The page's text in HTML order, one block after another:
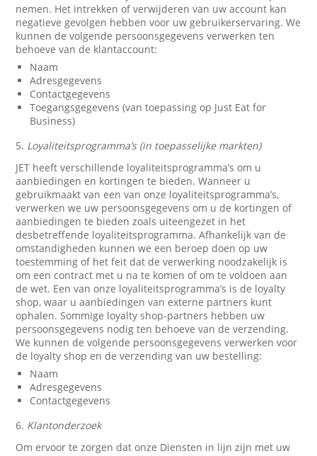
nemen. Het intrekken of verwijderen van uw account kan
negatieve gevolgen hebben voor uw gebruikerservaring. We
kunnen de volgende persoonsgegevens verwerken ten
behoeve van de klantaccount:
Naam
Adresgegevens
Contactgegevens
Toegangsgegevens (van toepassing op Just Eat for
Business)
5. Loyaliteitsprogramma’s (in toepasselijke markten)
JET heeft verschillende loyaliteitsprogramma’s om u
aanbiedingen en kortingen te bieden. Wanneer u
gebruikmaakt van een van onze loyaliteitsprogramma’s,
verwerken we uw persoonsgegevens om u de kortingen of
aanbiedingen te bieden zoals uiteengezet in het
desbetreffende loyaliteitsprogramma. Afhankelijk van de
omstandigheden kunnen we een beroep doen op uw
toestemming of het feit dat de verwerking noodzakelijk is
om een contract met u na te komen of om te voldoen aan
de wet. Een van onze loyaliteitsprogramma’s is de loyalty
shop, waar u aanbiedingen van externe partners kunt
ophalen. Sommige loyalty shop-partners hebben uw
persoonsgegevens nodig ten behoeve van de verzending.
We kunnen de volgende persoonsgegevens verwerken voor
de loyalty shop en de verzending van uw bestelling:
Naam
Adresgegevens
Contactgegevens
6. Klantonderzoek
Om ervoor te zorgen dat onze Diensten in lijn zijn met uw